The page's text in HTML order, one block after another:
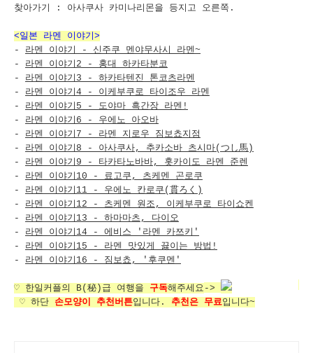
찾아가기 : 아사쿠사 카미나리몬을 등지고 오른쪽.
<일본 라멘 이야기>
- 라멘 이야기 - 신주쿠 멘야무사시 라멘~
- 라멘 이야기2 - 홍대 하카타분코
- 라멘 이야기3 - 하카타텐진 톤코츠라멘
- 라멘 이야기4 - 이케부쿠로 타이조우 라멘
- 라멘 이야기5 - 도야마 흑간장 라멘!
- 라멘 이야기6 - 우에노 아오바
- 라멘 이야기7 - 라멘 지로우 짐보쵸지점
- 라멘 이야기8 - 아사쿠사, 추카소바 츠시마(つし馬)
- 라멘 이야기9 - 타카타노바바, 홋카이도 라멘 준렌
- 라멘 이야기10 - 료고쿠, 츠케멘 곤로쿠
- 라멘 이야기11 - 우에노 칸로쿠(貫ろく)
- 라멘 이야기12 - 츠케멘 원조, 이케부쿠로 타이쇼켄
- 라멘 이야기13 - 하마마츠, 다이오
- 라멘 이야기14 - 에비스 '라멘 카쯔키'
- 라멘 이야기15 - 라멘 맛있게 끓이는 방법!
- 라멘 이야기16 - 짐보쵸, '후쿠멘'
♡ 한일커플의 B(秘)급 여행을 구독해주세요 ->
♡ 하단 손모양이 추천버튼입니다. 추천은 무료입니다~